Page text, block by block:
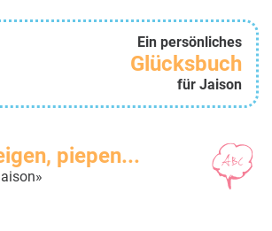
Ein persönliches
Glücksbuch
für Jaison
piepen...